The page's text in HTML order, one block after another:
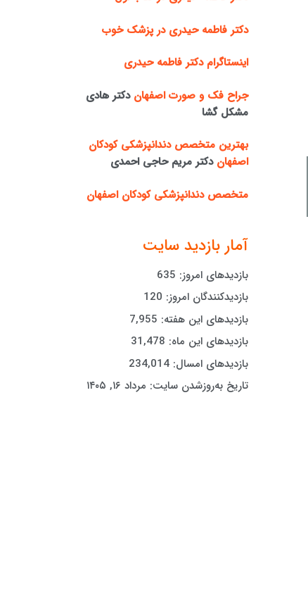
دکتر فاطمه حیدری در پزشک خوب
اینستاگرام دکتر فاطمه حیدری
جراح فک و صورت اصفهان دکتر هادی
مشکل گشا
بهترین متخصص دندانپزشکی کودکان
اصفهان دکتر مریم حاجی احمدی
متخصص دندانپزشکی کودکان اصفهان
آمار بازدید سایت
بازدیدهای امروز: 635
بازدیدکنندگان امروز: 120
بازدیدهای این هفته: 7,955
بازدیدهای این ماه: 31,478
بازدیدهای امسال: 234,014
تاریخ به‌روزشدن سایت: مرداد ۱۶, ۱۴۰۵